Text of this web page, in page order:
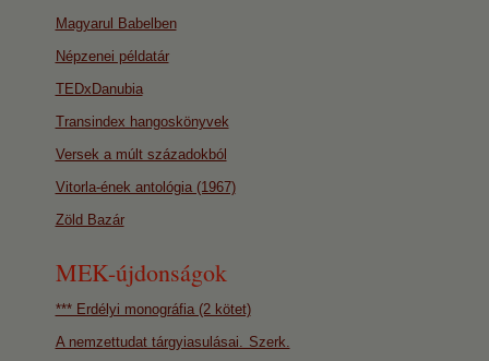
Magyarul Babelben
Népzenei példatár
TEDxDanubia
Transindex hangoskönyvek
Versek a múlt századokból
Vitorla-ének antológia (1967)
Zöld Bazár
MEK-újdonságok
*** Erdélyi monográfia (2 kötet)
A nemzettudat tárgyiasulásai. Szerk.